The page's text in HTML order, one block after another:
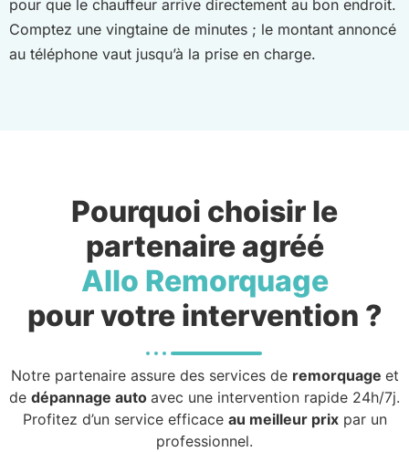
pour que le chauffeur arrive directement au bon endroit.
Comptez une vingtaine de minutes ; le montant annoncé
au téléphone vaut jusqu’à la prise en charge.
Pourquoi choisir le
partenaire agréé
Allo Remorquage
pour votre intervention ?
Notre partenaire assure des services de remorquage et
de dépannage auto avec une intervention rapide 24h/7j.
Profitez d’un service efficace au meilleur prixpar un
professionnel.